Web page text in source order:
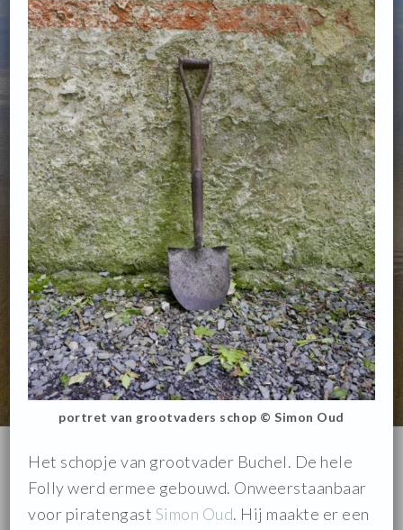
portret van grootvaders schop © Simon Oud
Het schopje van grootvader Buchel. De hele
Folly werd ermee gebouwd. Onweerstaanbaar
voor piratengast Simon Oud. Hij maakte er een